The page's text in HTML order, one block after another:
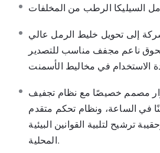
السيليكا الرطب من المخلفات
إلى تحويل خليط الرمل عالي
ناعم مجفف مناسب للتصدير
مصمم خصيصًا مع نظام تجفيف
بسعة 50 طنًا في الساعة، ونظام تحكم متقدم
ترشيح لتلبية القوانين البيئية
المحلية.